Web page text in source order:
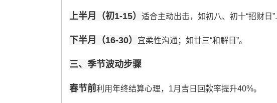
上半月（初1-15） 适合主动出击，如初八、初十“招财日”.
下半月（16-30） 宜柔性沟通；如廿三“和解日”。
三、季节波动步骤
春节前利用年终结算心理，1月吉日回款率提升40%。